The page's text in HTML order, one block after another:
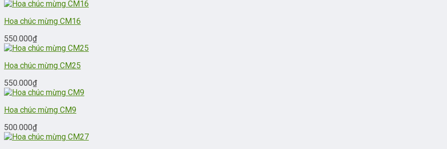
Hoa chúc mừng CM16
550.000₫
Hoa chúc mừng CM25
550.000₫
Hoa chúc mừng CM9
500.000₫